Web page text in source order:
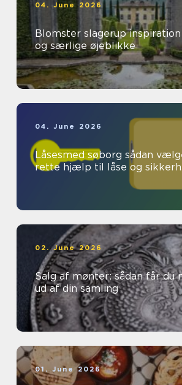
04. June 2026
Blomster slagerup inspiration til hverdag
og særlige øjeblikke
04. June 2026
Låsesmed søborg sådan vælger du den
rette hjælp til låse og
02. June 2026
Salg af mønter: sådan får du
ud af din samling
01. June 2026